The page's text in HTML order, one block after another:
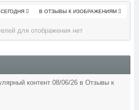
В ОТЗЫВЫ К ИЗОБРАЖЕНИЯМ
СЕГОДНЯ
для отображения нет
контент 08/06/26 в Отзывы к